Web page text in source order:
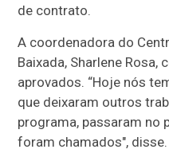
de contrato.
A coordenadora do
Baixada, Sharlene
aprovados. “Hoje nós
que deixaram outros
programa, passaram no
foram chamados", disse.